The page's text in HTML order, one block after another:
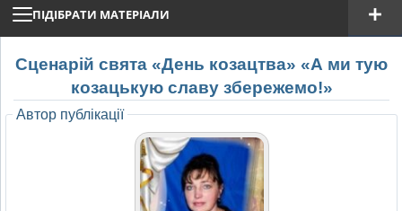
ПІДІБРАТИ МАТЕРІАЛИ
Cценарій свята «День козацтва» «А ми тую
козацькую славу збережемо!»
Автор публікації